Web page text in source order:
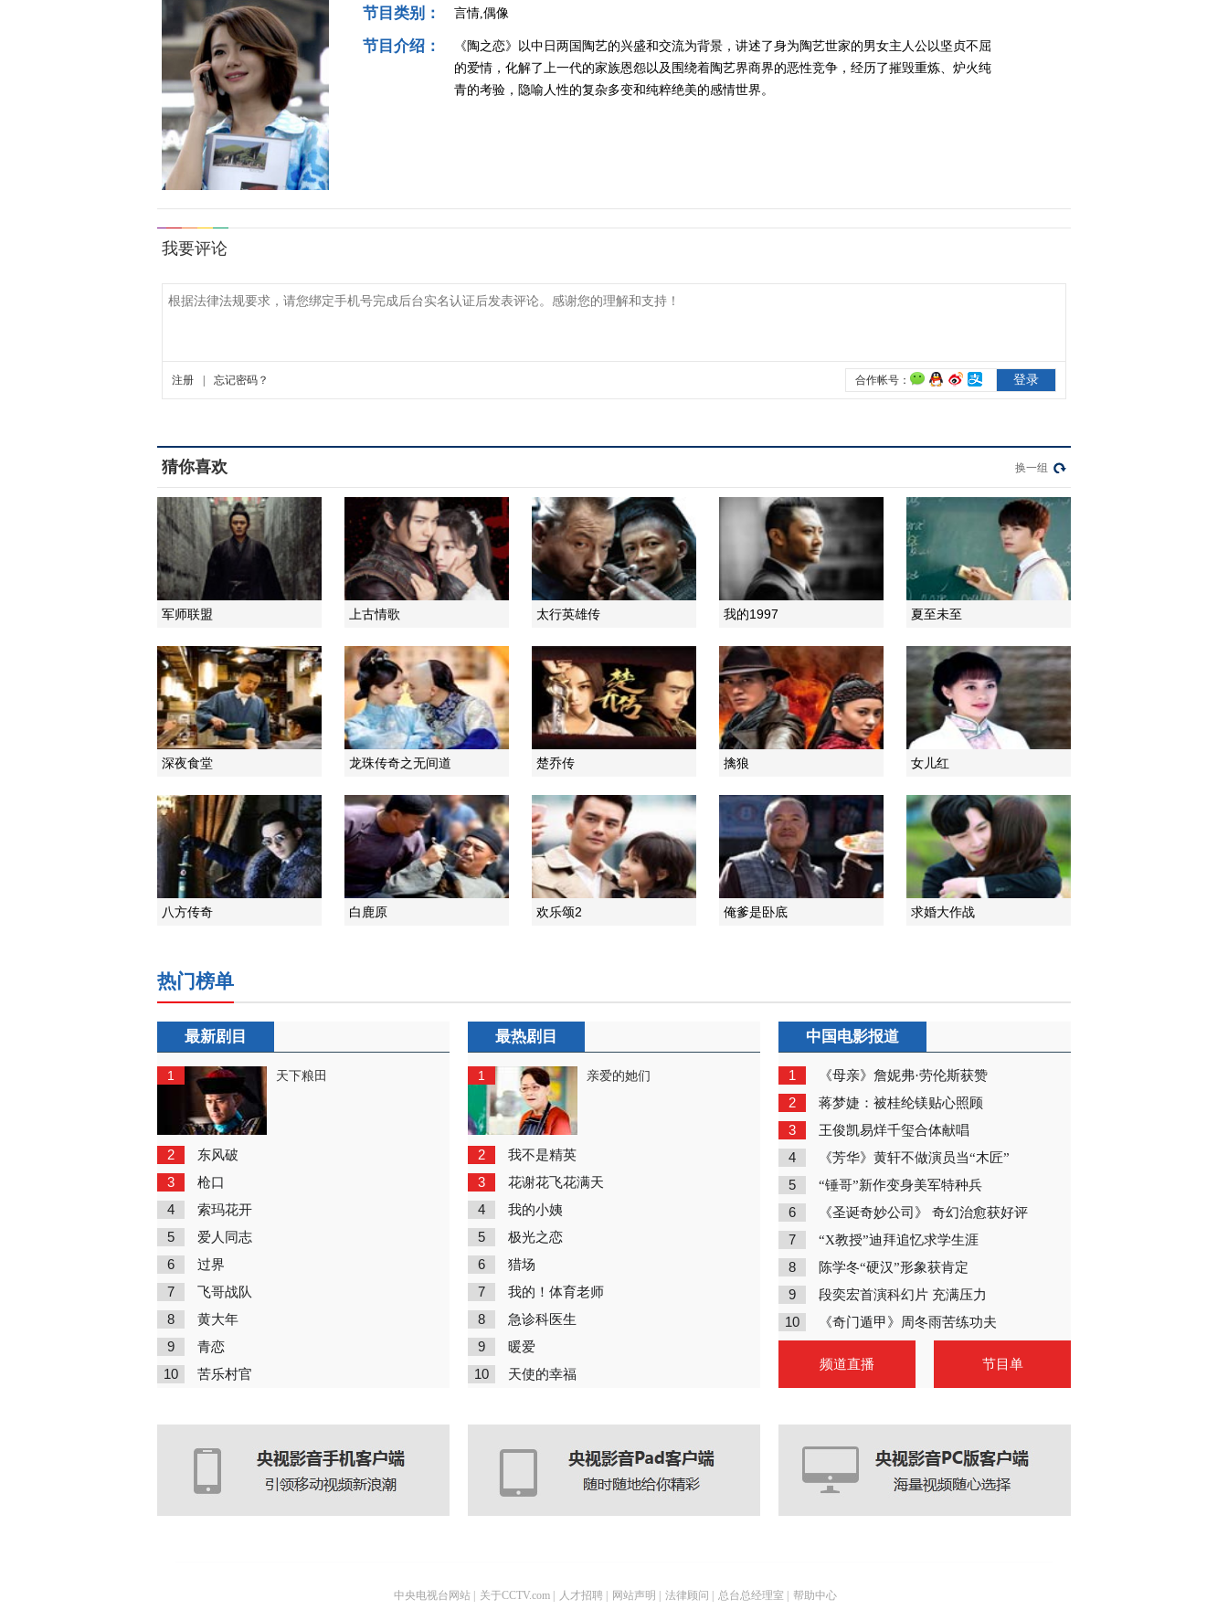
节目类别：
言情,偶像
节目介绍：
《陶之恋》以中日两国陶艺的兴盛和交流为背景，讲述了身为陶艺世家的男女主人公以坚贞不屈
的爱情，化解了上一代的家族恩怨以及围绕着陶艺界商界的恶性竞争，经历了摧毁重炼、炉火纯
青的考验，隐喻人性的复杂多变和纯粹绝美的感情世界。
猜你喜欢 换一组
军师联盟 上古情歌 太行英雄传 我的1997 夏至未至
深夜食堂 龙珠传奇之无间道 楚乔传 擒狼 女儿红
八方传奇 白鹿原 欢乐颂2 俺爹是卧底 求婚大作战
热门榜单
最新剧目
1 天下粮田
2 东风破
3 枪口
4 索玛花开
5 爱人同志
6 过界
7 飞哥战队
8 黄大年
9 青恋
10 苦乐村官
最热剧目
1 亲爱的她们
2 我不是精英
3 花谢花飞花满天
4 我的小姨
5 极光之恋
6 猎场
7 我的！体育老师
8 急诊科医生
9 暖爱
10 天使的幸福
中国电影报道
1 《母亲》詹妮弗·劳伦斯获赞
2 蒋梦婕：被桂纶镁贴心照顾
3 王俊凯易烊千玺合体献唱
4 《芳华》黄轩不做演员当“木匠”
5 “锤哥”新作变身美军特种兵
6 《圣诞奇妙公司》 奇幻治愈获好评
7 “X教授”迪拜追忆求学生涯
8 陈学冬“硬汉”形象获肯定
9 段奕宏首演科幻片 充满压力
10 《奇门遁甲》周冬雨苦练功夫
频道直播 节目单
中央电视台网站 关于CCTV.com 人才招聘 网站声明 法律顾问 总台总经理室 帮助中心